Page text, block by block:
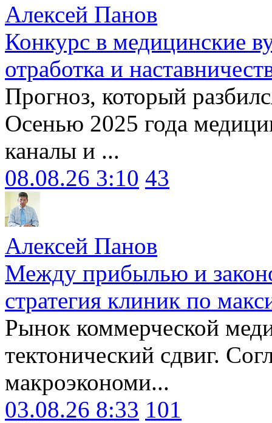
Алексей Панов
Конкурс в медицинские
отработка и
Прогноз, который
Осенью 2025 года
каналы и ...
08.08.26 3:10 43
Алексей Панов
Между прибылью и
стратегия клиник по
Рынок коммерческой
тектонический сдвиг.
макроэкономи...
03.08.26 8:33 101